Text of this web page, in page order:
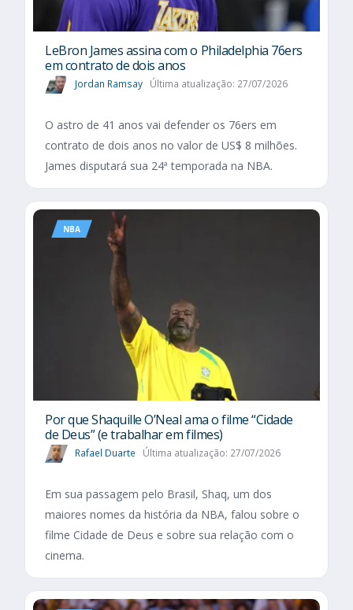
LeBron James assina com o Philadelphia 76ers
em contrato de dois anos
Jordan Ramsay Última atualização: 27/07/2026
O astro de 41 anos vai defender os 76ers em
contrato de dois anos no valor de US$ 8 milhões.
James disputará sua 24ª temporada na NBA.
NBA
Por que Shaquille O’Neal ama o filme “Cidade
de Deus” (e trabalhar em filmes)
Rafael Duarte Última atualização: 27/07/2026
Em sua passagem pelo Brasil, Shaq, um dos
maiores nomes da história da NBA, falou sobre o
filme Cidade de Deus e sobre sua relação com o
cinema.